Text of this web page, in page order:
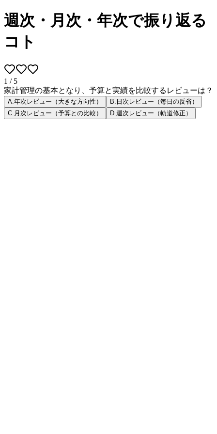
週次・月次・年次で振り返る
コト
1 / 5
家計管理の基本となり、予算と実績を比較するレビューは？
A 年次レビュー（大きな方向性） B 日次レビュー（毎日の反省）
C 月次レビュー（予算との比較） D 週次レビュー（軌道修正）